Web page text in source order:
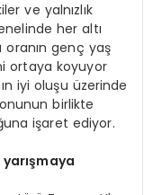
ve yalnızlık
her altı
oranın genç yaş
ortaya koyuyor
iyi oluşu üzerinde
birlikte
işaret ediyor.